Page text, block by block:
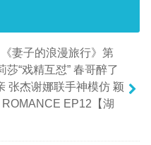
《妻子的浪漫旅行》第
莎“戏精互怼” 春哥醉了
张杰谢娜联手神模仿 颖
ROMANCE EP12【湖